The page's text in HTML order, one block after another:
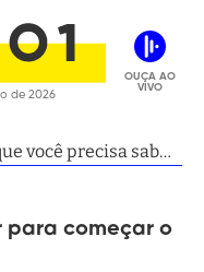
de 2026
OUÇA AO
VIVO
você precisa saber
para começar o